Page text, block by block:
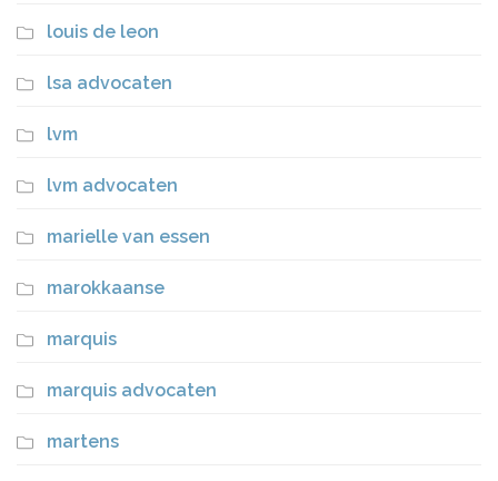
louis de leon
lsa advocaten
lvm
lvm advocaten
marielle van essen
marokkaanse
marquis
marquis advocaten
martens